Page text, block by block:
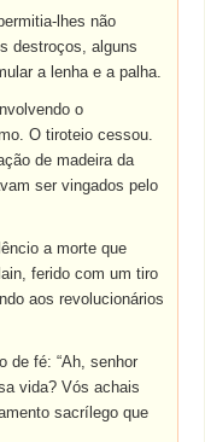
lhes não
destroços, alguns
a lenha e a palha.
o
O tiroteio cessou.
de madeira da
ser vingados pelo
a morte que
ferido com um tiro
aos revolucionários
de fé: “Ah, senhor
vida? Vós achais
sacrílego que